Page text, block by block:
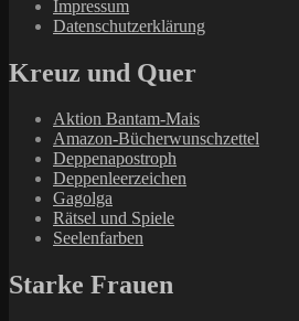
Impressum
Datenschutzerklärung
Kreuz und Quer
Aktion Bantam-Mais
Amazon-Bücherwunschzettel
Deppenapostroph
Deppenleerzeichen
Gagolga
Rätsel und Spiele
Seelenfarben
Starke Frauen